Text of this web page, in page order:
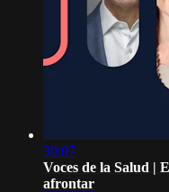
30:07
Voces de la Salud |
afrontar